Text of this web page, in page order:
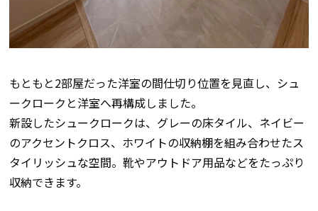
もともと2部屋だった洋室の間仕切り位置を見直し、シュ
ークロークと洋室へ再構成しました。
新設したシュークロークは、グレーの床タイル、ネイビー
のアクセントクロス、ホワイトの収納棚を組み合わせたス
タイリッシュな空間。靴やアウトドア用品などをたっぷり
収納できます。